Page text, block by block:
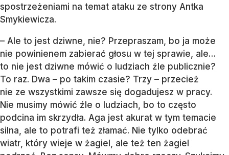
spostrzeżeniami na temat ataku ze strony Antka
Smykiewicza.
– Ale to jest dziwne, nie? Przepraszam, bo ja może
nie powinienem zabierać głosu w tej sprawie, ale…
to nie jest dziwne mówić o ludziach źle publicznie?
To raz. Dwa – po takim czasie? Trzy – przecież
nie ze wszystkimi zawsze się dogadujesz w pracy.
Nie musimy mówić źle o ludziach, bo to często
podcina im skrzydła. Aga jest akurat w tym temacie
silna, ale to potrafi też złamać. Nie tylko odebrać
wiatr, który wieje w żagiel, ale też ten żagiel